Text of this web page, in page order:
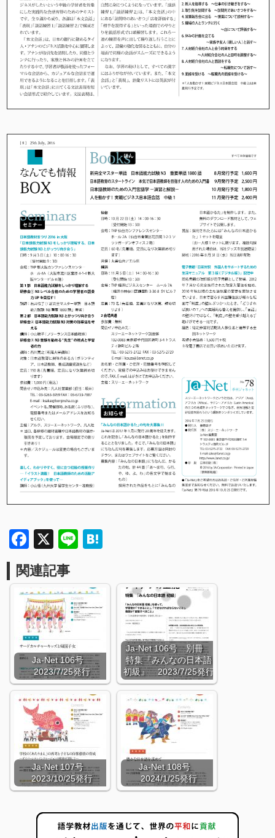
Facebook
X Line
関連記事
Ja-Net 106号
2023/7/25発行
Ja-Net 106号 別冊
特集『みんなの日本語
初級』 2023/7/25発行
Ja-Net 107号
2023/10/25発行
Ja-Net 108号
2024/1/25発行